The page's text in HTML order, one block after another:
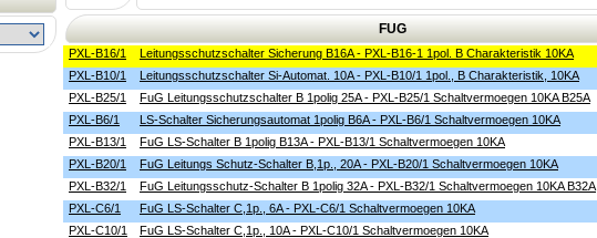
FUG
PXL-B16/1 Leitungsschutzschalter Sicherung B16A - PXL-B16-1 1pol. B Charakteristik 10KA
PXL-B10/1
Leitungsschutzschalter Si-Automat. 10A - PXL-B10/1 1pol., B Charakteristik, 10KA
PXL-B25/1
FuG Leitungsschutzschalter B 1polig 25A - PXL-B25/1 Schaltvermoegen 10KA B25A
PXL-B6/1
LS-Schalter Sicherungsautomat 1polig B6A - PXL-B6/1 Schaltvermoegen 10KA
PXL-B13/1
FuG LS-Schalter B 1polig B13A - PXL-B13/1 Schaltvermoegen 10KA
PXL-B20/1
FuG Leitungs Schutz-Schalter B,1p., 20A - PXL-B20/1 Schaltvermoegen 10KA
PXL-B32/1
FuG Leitungsschutz-Schalter B 1polig 32A - PXL-B32/1 Schaltvermoegen 10KA B32A
PXL-C6/1
FuG LS-Schalter C,1p., 6A - PXL-C6/1 Schaltvermoegen 10KA
PXL-C10/1
FuG LS-Schalter C,1p., 10A - PXL-C10/1 Schaltvermoegen 10KA